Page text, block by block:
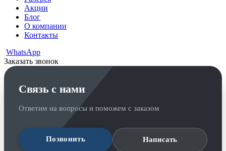
Акции
Блог
О компании
Контакты
WhatsApp
Заказать звонок
Связь с нами
Ответим на вопросы и поможем с заказом
Позвонить Написать